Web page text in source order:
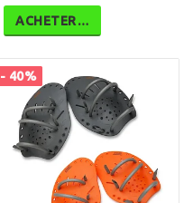
ACHETER…
- 40%